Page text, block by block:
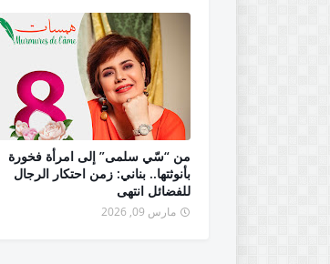
من “سّي سلمى” إلى امرأة فخورة
بأنوثتها.. بناني: زمن احتكار الرجال
للفضائل انتهى
مارس 09, 2026